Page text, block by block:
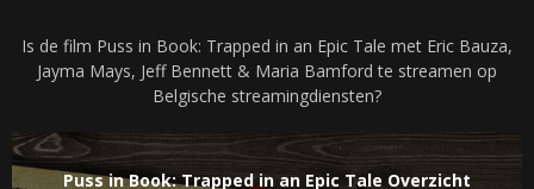
Is de film Puss in Book: Trapped in an Epic Tale met Eric Bauza,
Jayma Mays, Jeff Bennett & Maria Bamford te streamen op
Belgische streamingdiensten?
Puss in Book: Trapped in an Epic Tale Overzicht